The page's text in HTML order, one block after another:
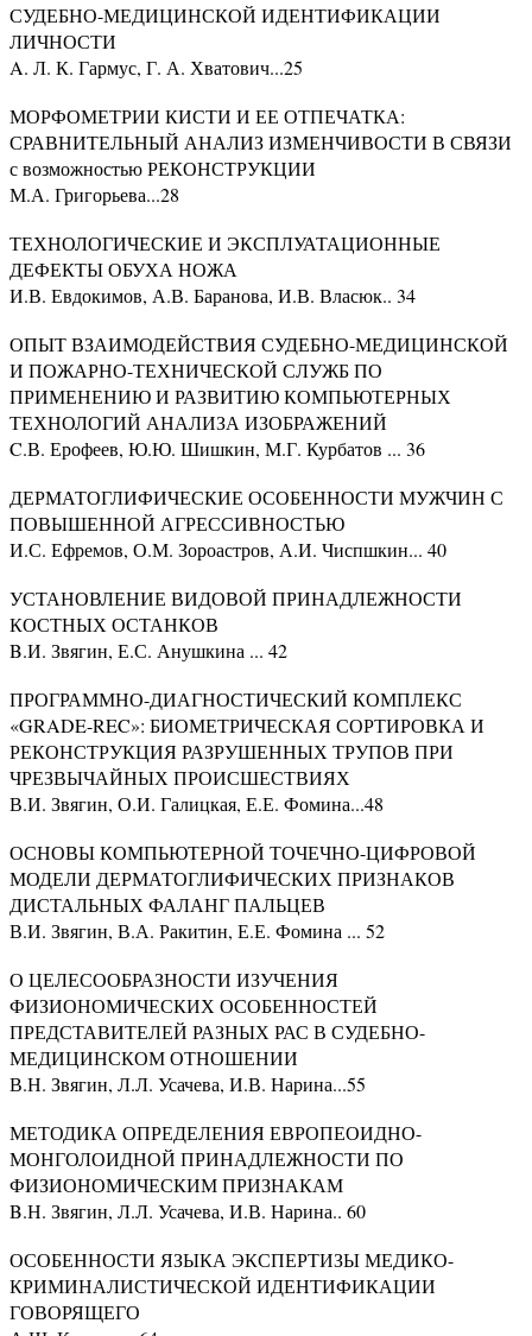
СУДЕБНО-МЕДИЦИНСКОЙ ИДЕНТИФИКАЦИИ
ЛИЧНОСТИ
A. Л. К. Гармус, Г. А. Хватович...25
МОРФОМЕТРИИ КИСТИ И ЕЕ ОТПЕЧАТКА:
СРАВНИТЕЛЬНЫЙ АНАЛИЗ ИЗМЕНЧИВОСТИ В СВЯЗИ
с возможностью РЕКОНСТРУКЦИИ
М.А. Григорьева...28
ТЕХНОЛОГИЧЕСКИЕ И ЭКСПЛУАТАЦИОННЫЕ
ДЕФЕКТЫ ОБУХА НОЖА
И.В. Евдокимов, А.В. Баранова, И.В. Власюк.. 34
ОПЫТ ВЗАИМОДЕЙСТВИЯ СУДЕБНО-МЕДИЦИНСКОЙ
И ПОЖАРНО-ТЕХНИЧЕСКОЙ СЛУЖБ ПО
ПРИМЕНЕНИЮ И РАЗВИТИЮ КОМПЬЮТЕРНЫХ
ТЕХНОЛОГИЙ АНАЛИЗА ИЗОБРАЖЕНИЙ
C.В. Ерофеев, Ю.Ю. Шишкин, М.Г. Курбатов ... 36
ДЕРМАТОГЛИФИЧЕСКИЕ ОСОБЕННОСТИ МУЖЧИН С
ПОВЫШЕННОЙ АГРЕССИВНОСТЬЮ
И.С. Ефремов, О.М. Зороастров, А.И. Чиспшкин... 40
УСТАНОВЛЕНИЕ ВИДОВОЙ ПРИНАДЛЕЖНОСТИ
КОСТНЫХ ОСТАНКОВ
B.И. Звягин, Е.С. Анушкина ... 42
ПРОГРАММНО-ДИАГНОСТИЧЕСКИЙ КОМПЛЕКС
«GRADE-REC»: БИОМЕТРИЧЕСКАЯ СОРТИРОВКА И
РЕКОНСТРУКЦИЯ РАЗРУШЕННЫХ ТРУПОВ ПРИ
ЧРЕЗВЫЧАЙНЫХ ПРОИСШЕСТВИЯХ
В.И. Звягин, О.И. Галицкая, Е.Е. Фомина...48
ОСНОВЫ КОМПЬЮТЕРНОЙ ТОЧЕЧНО-ЦИФРОВОЙ
МОДЕЛИ ДЕРМАТОГЛИФИЧЕСКИХ ПРИЗНАКОВ
ДИСТАЛЬНЫХ ФАЛАНГ ПАЛЬЦЕВ
В.И. Звягин, В.А. Ракитин, Е.Е. Фомина ... 52
О ЦЕЛЕСООБРАЗНОСТИ ИЗУЧЕНИЯ
ФИЗИОНОМИЧЕСКИХ ОСОБЕННОСТЕЙ
ПРЕДСТАВИТЕЛЕЙ РАЗНЫХ РАС В СУДЕБНО-
МЕДИЦИНСКОМ ОТНОШЕНИИ
В.Н. Звягин, Л.Л. Усачева, И.В. Нарина...55
МЕТОДИКА ОПРЕДЕЛЕНИЯ ЕВРОПЕОИДНО-
МОНГОЛОИДНОЙ ПРИНАДЛЕЖНОСТИ ПО
ФИЗИОНОМИЧЕСКИМ ПРИЗНАКАМ
B.Н. Звягин, Л.Л. Усачева, И.В. Нарина.. 60
ОСОБЕННОСТИ ЯЗЫКА ЭКСПЕРТИЗЫ МЕДИКО-
КРИМИНАЛИСТИЧЕСКОЙ ИДЕНТИФИКАЦИИ
ГОВОРЯЩЕГО